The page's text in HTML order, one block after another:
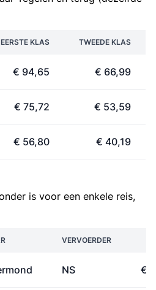
EERSTE KLAS TWEEDE KLAS
€ 94,65 € 66,99
€ 75,72 € 53,59
€ 56,80 € 40,19
is voor een enkele reis,
VERVOERDER
NS €